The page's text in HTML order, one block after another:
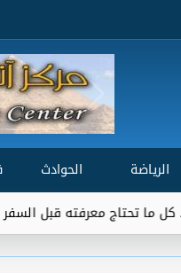
الرياضة الحوادث
كيف تخطط قبل السفر